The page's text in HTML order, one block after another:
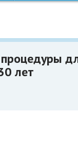
лет